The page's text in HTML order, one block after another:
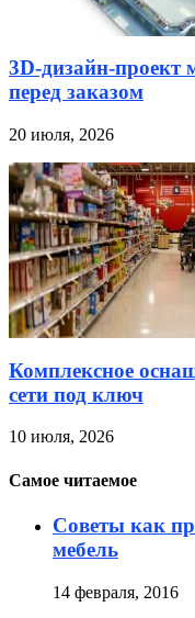
3D-дизайн-проект
перед заказом
20 июля, 2026
Комплексное
сети под ключ
10 июля, 2026
Самое читаемое
Советы как
мебель
14 февраля, 2016